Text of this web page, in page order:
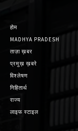
होम
MADHYA PRADESH
ताज़ा ख़बर
प्रमुख़ ख़बरे
विश्लेषण
निहितार्थ
राज्य
लाइफ स्टाइल